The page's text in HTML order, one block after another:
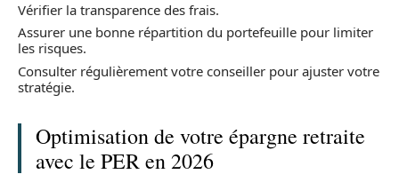
Vérifier la transparence des frais.
Assurer une bonne répartition du portefeuille pour limiter
les risques.
Consulter régulièrement votre conseiller pour ajuster votre
stratégie.
Optimisation de votre épargne retraite
avec le PER en 2026